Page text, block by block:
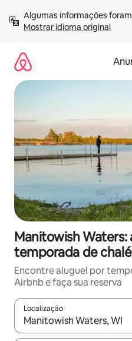
para
Mostrar idioma original
Manitowish Waters:
temporada de
Encontre aluguel por
Airbnb e faça sua reserva
Localização
Quando os resultados